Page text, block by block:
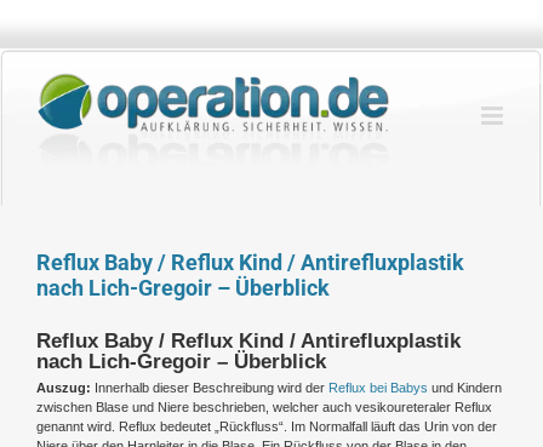
springen
Reflux Baby / Reflux Kind / Antirefluxplastik
nach Lich-Gregoir – Überblick
Reflux Baby / Reflux Kind / Antirefluxplastik
nach Lich-Gregoir – Überblick
Auszug: Innerhalb dieser Beschreibung wird der Reflux bei Babys und Kindern
zwischen Blase und Niere beschrieben, welcher auch vesikoureteraler Reflux
genannt wird. Reflux bedeutet „Rückfluss“. Im Normalfall läuft das Urin von der